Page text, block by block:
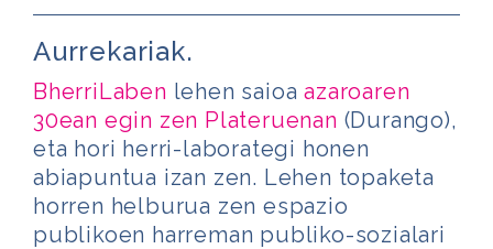
Aurrekariak.
BherriLaben lehen saioa azaroaren
30ean egin zen Plateruenan (Durango),
eta hori herri-laborategi honen
abiapuntua izan zen. Lehen topaketa
horren helburua zen espazio
publikoen harreman publiko-sozialari